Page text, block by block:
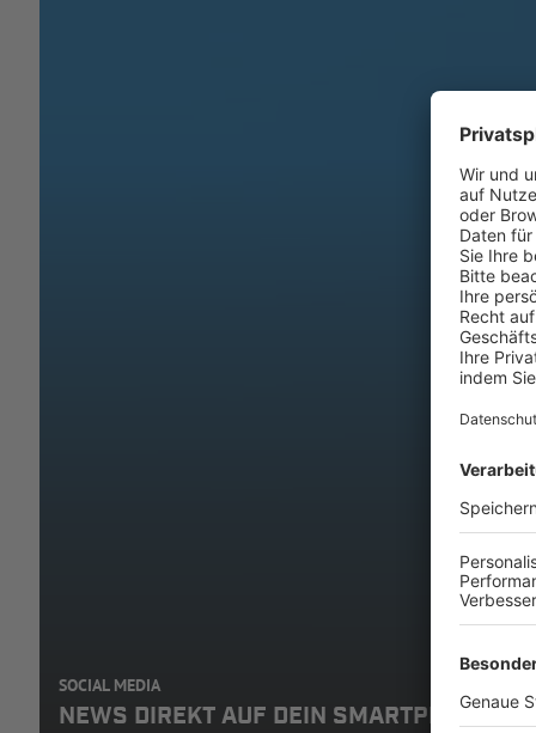
SOCIAL MEDIA
NEWS DIREKT AUF DEIN SMARTPHONE: